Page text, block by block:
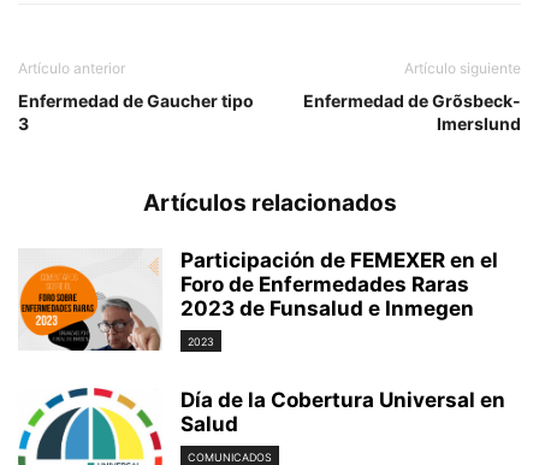
Artículo anterior
Enfermedad de Gaucher tipo
3
Artículo siguiente
Enfermedad de Grõsbeck-
Imerslund
Artículos relacionados
Participación de FEMEXER en el
Foro de Enfermedades Raras
2023 de Funsalud e Inmegen
2023
Día de la Cobertura Universal en
Salud
COMUNICADOS